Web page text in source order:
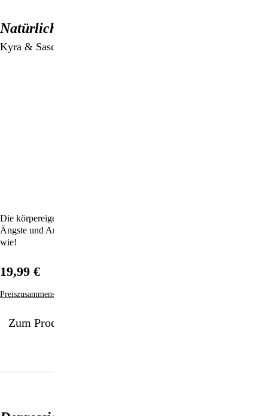
Natürlich High
Kyra & Sascha Kaufmann
Die körpereigenen Glückshormone aktivieren und Depressionen,
Ängste und Antriebslosigkeit dauerhaft loswerden – dieses Buch zeigt
wie!
Zum Produkt
19,99 €
Preiszusammensetzung